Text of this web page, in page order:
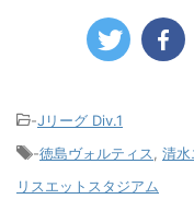
-Jリーグ Div.1
-徳島ヴォルティス, 清水
リスエットスタジアム